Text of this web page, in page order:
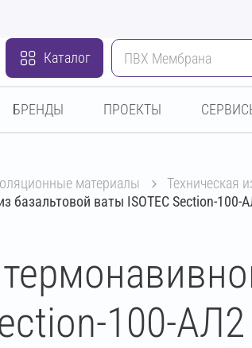
Каталог
БРЕНДЫ ПРОЕКТЫ
материалы техническая
базальтовой ваты ISOTEC Section-
100-